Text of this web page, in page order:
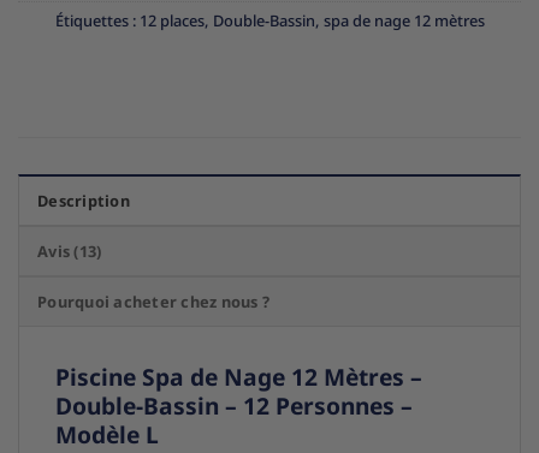
Étiquettes : 12 places, Double-Bassin, spa de nage 12 mètres
Description
Avis (13)
Pourquoi acheter chez nous ?
Piscine Spa de Nage 12 Mètres –
Double-Bassin – 12 Personnes –
Modèle L